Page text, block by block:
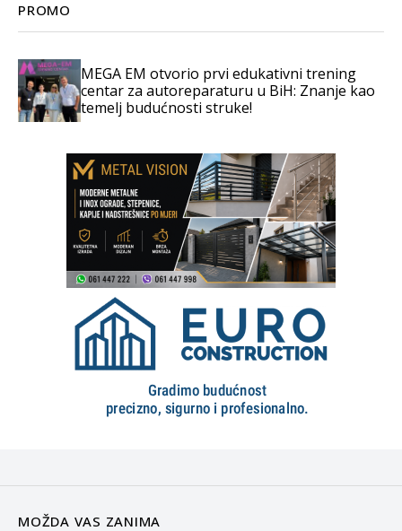
PROMO
MEGA EM otvorio prvi edukativni trening
centar za autoreparaturu u BiH: Znanje kao
temelj budućnosti struke!
MOŽDA VAS ZANIMA